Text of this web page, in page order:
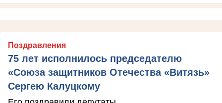
Поздравления
75 лет исполнилось председателю
«Союза защитников Отечества «Витязь»
Сергею Калуцкому